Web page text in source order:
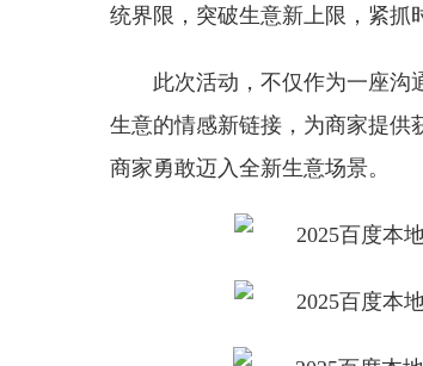
统界限，突破生意新上限，紧抓
此次活动，不仅作为一座沟
生意的情感新链接，为商家提供
商家勇敢迈入全新生意场景。